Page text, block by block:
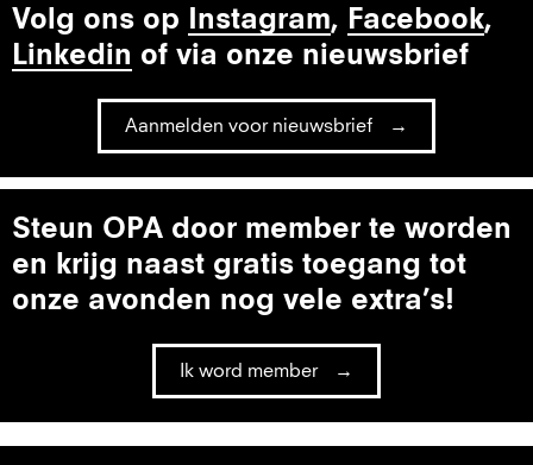
Volg ons op Instagram, Facebook,
Linkedin of via onze nieuwsbrief
Aanmelden voor nieuwsbrief
Steun OPA door member te worden
en krijg naast gratis toegang tot
onze avonden nog vele extra’s!
Ik word member